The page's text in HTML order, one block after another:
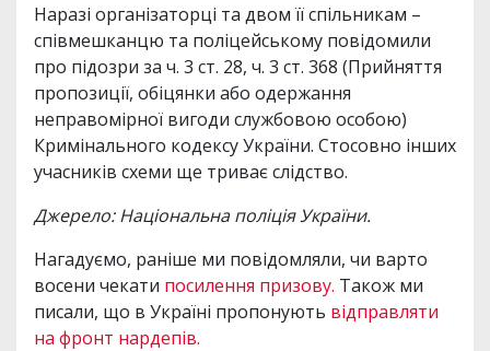
Наразі організаторці та двом її спільникам –
співмешканцю та поліцейському повідомили
про підозри за ч. 3 ст. 28, ч. 3 ст. 368 (Прийняття
пропозиції, обіцянки або одержання
неправомірної вигоди службовою особою)
Кримінального кодексу України. Стосовно інших
учасників схеми ще триває слідство.
Джерело: Національна поліція України.
Нагадуємо, раніше ми повідомляли, чи варто
восени чекати посилення призову. Також ми
писали, що в Україні пропонують відправляти
на фронт нардепів.